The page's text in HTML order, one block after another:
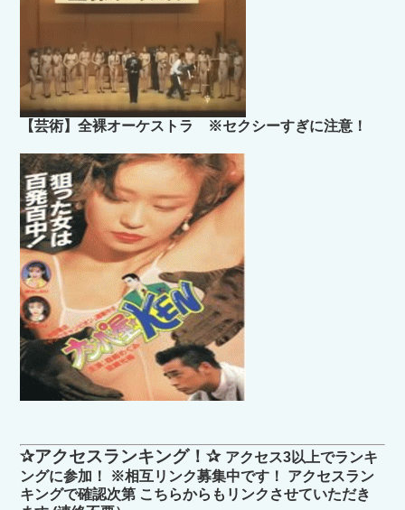
【芸術】全裸オーケストラ ※セクシーすぎに注意！
✰アクセスランキング！✰ アクセス3以上でランキ
ングに参加！ ※相互リンク募集中です！ アクセスラン
キングで確認次第 こちらからもリンクさせていただき